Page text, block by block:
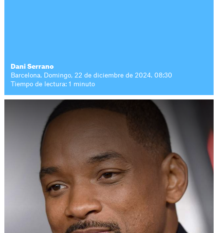
Dani Serrano
Barcelona. Domingo, 22 de diciembre de 2024. 08:30
Tiempo de lectura: 1 minuto